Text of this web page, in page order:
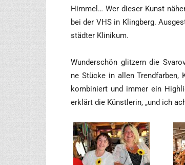
Him­mel… Wer die­ser Kunst
bei der VHS in Kling­berg.
städ­ter Klinikum.
Wun­der­schön glit­zern die
ne Stü­cke in allen Trend­far­ben,
kom­bi­niert und immer ein
erklärt die Künst­le­rin, „und ich